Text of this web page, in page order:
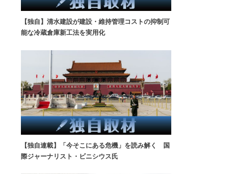
【独自】清水建設が建設・維持管理コストの抑制可
能な冷蔵倉庫新工法を実用化
【独自連載】「今そこにある危機」を読み解く 国
際ジャーナリスト・ビニシウス氏